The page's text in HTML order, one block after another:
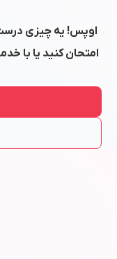
اوپس! یه چیزی درست
امتحان کنید یا با